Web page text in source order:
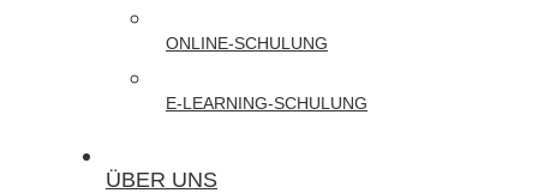
Akademie
Präsenz-
ONLINE-SCHULUNG
E-LEARNING-SCHULUNG
ÜBER UNS